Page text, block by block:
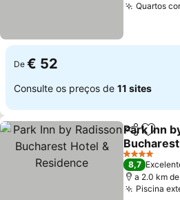
Quartos
De € 52
Consulte os preços de 11 sites
Partilhar
Park Inn
Residence
4 Estrelas
8,7
a 2.0 km
Piscina